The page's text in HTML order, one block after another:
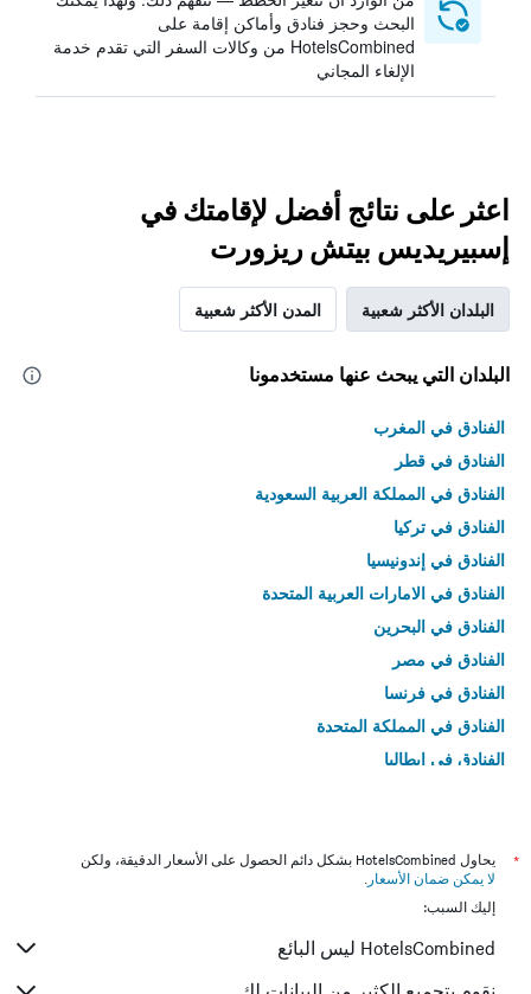
البحث وحجز فنادق وأماكن إقامة على
HotelsCombined من وكالات السفر التي تقدم خدمة
الإلغاء المجاني
اعثر على نتائج أفضل لإقامتك في
إسبيريديس بيتش ريزورت
البلدان الأكثر شعبية المدن الأكثر شعبية
البلدان التي يبحث عنها مستخدمونا
الفنادق في المغرب
الفنادق في قطر
الفنادق في المملكة العربية السعودية
الفنادق في تركيا
الفنادق في إندونيسيا
الفنادق في الامارات العربية المتحدة
الفنادق في البحرين
الفنادق في مصر
الفنادق في فرنسا
الفنادق في المملكة المتحدة
الفنادق في إيطاليا
*
يحاول HotelsCombined بشكل دائم الحصول على الأسعار الدقيقة، ولكن
لا يمكن ضمان الأسعار .
إليك السبب:
HotelsCombined ليس البائع